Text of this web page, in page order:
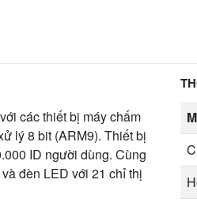
các thiết bị máy chấm
lý 8 bit (ARM9). Thiết bị
ID người dùng. Cùng
đèn LED với 21 chỉ thị